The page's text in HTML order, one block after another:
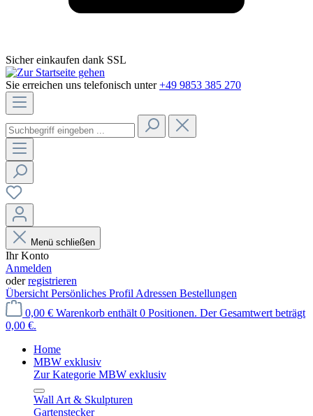
Sicher einkaufen dank SSL
Sie erreichen uns telefonisch unter +49 9853 385 270
Menü schließen
Ihr Konto
Anmelden
oderregistrieren
Übersicht Persönliches Profil Adressen Bestellungen
0,00 € Warenkorb enthält 0 Positionen. Der Gesamtwert beträgt
0,00 €.
Home
MBW exklusiv
Zur Kategorie MBW exklusiv
Wall Art & Skulpturen
Gartenstecker